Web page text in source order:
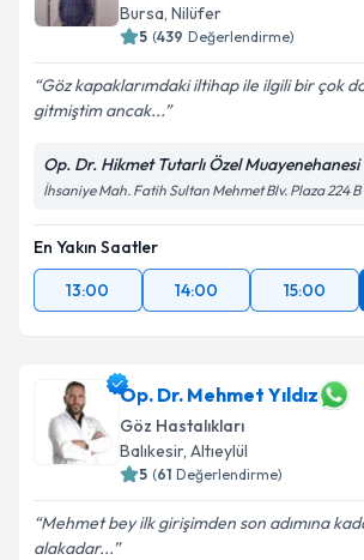
Kişisel verilerimin işlenmesine
Metni
'ni okudum ve kişisel
Bursa, Nilüfer
5 (439 Değerlendirme)
Göz kapaklarımdaki iltihap ile ilgili bir çok
gitmiştim ancak...
Op. Dr. Hikmet Tutarlı Özel Muayenehanesi
İhsaniye Mah. Fatih Sultan Mehmet Blv. Plaza 224
En Yakın Saatler
13:00
14:00 15:00
Op. Dr. Mehmet Yıldız
Göz Hastalıkları
Balıkesir, Altıeylül
5 (61 Değerlendirme)
Mehmet bey ilk girişimden son adımına
alakadar...